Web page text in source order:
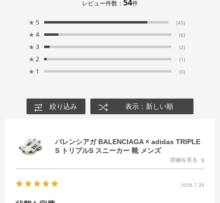
レビュー件数： 54件
★ 5 (45)
★ 4 (6)
★ 3 (2)
★ 2 (1)
★ 1 (0)
絞り込み 表示：新しい順
バレンシアガ BALENCIAGA × adidas TRIPLE
S トリプルS スニーカー 靴 メンズ
詳細を見る
2026.7.30